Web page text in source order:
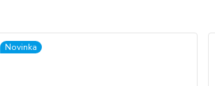
Novinka